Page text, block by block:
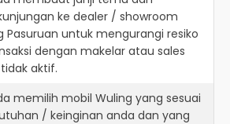
ke dealer / showroom
Pasuruan untuk mengurangi resiko
dengan makelar atau sales
aktif.
memilih mobil Wuling yang sesuai
/ keinginan anda dan yang